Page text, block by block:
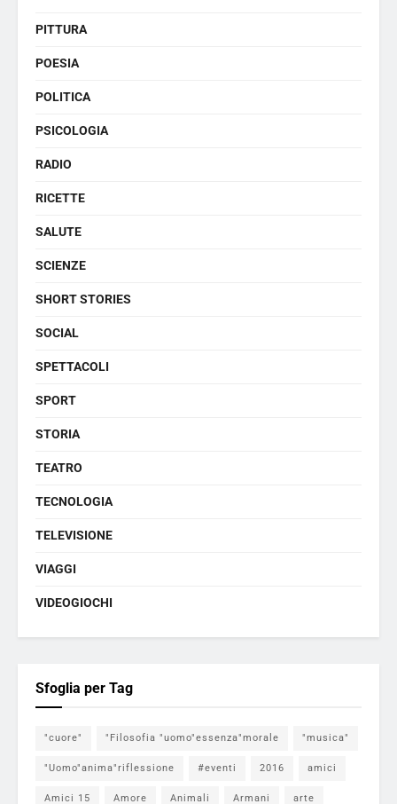
PITTURA
POESIA
POLITICA
PSICOLOGIA
RADIO
RICETTE
SALUTE
SCIENZE
SHORT STORIES
SOCIAL
SPETTACOLI
SPORT
STORIA
TEATRO
TECNOLOGIA
TELEVISIONE
VIAGGI
VIDEOGIOCHI
Sfoglia per Tag
"cuore" "Filosofia "uomo"essenza"morale "musica"
"Uomo"anima"riflessione #eventi 2016 amici
Amici 15 Amore Animali Armani arte